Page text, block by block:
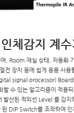
체감지 계
, Room 재실 상태, 자동화
전 장치 등에 쉽게 응용 사
signal processor)
할 수 있는 알고리즘이 적
된 적외선 Level 를 감지
DIP Switch를 조작하여